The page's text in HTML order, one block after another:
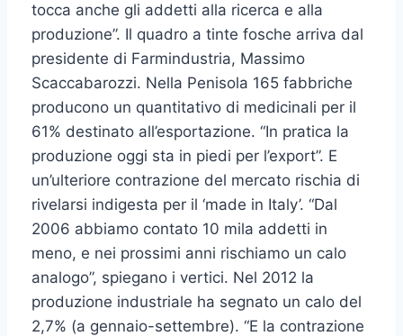
tocca anche gli addetti alla ricerca e alla
produzione”. Il quadro a tinte fosche arriva dal
presidente di Farmindustria, Massimo
Scaccabarozzi. Nella Penisola 165 fabbriche
producono un quantitativo di medicinali per il
61% destinato all’esportazione. “In pratica la
produzione oggi sta in piedi per l’export”. E
un’ulteriore contrazione del mercato rischia di
rivelarsi indigesta per il ‘made in Italy’. “Dal
2006 abbiamo contato 10 mila addetti in
meno, e nei prossimi anni rischiamo un calo
analogo”, spiegano i vertici. Nel 2012 la
produzione industriale ha segnato un calo del
2,7% (a gennaio-settembre). “E la contrazione